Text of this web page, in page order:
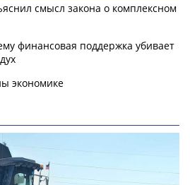
смысл закона о комплексном
финансовая поддержка убивает
экономике